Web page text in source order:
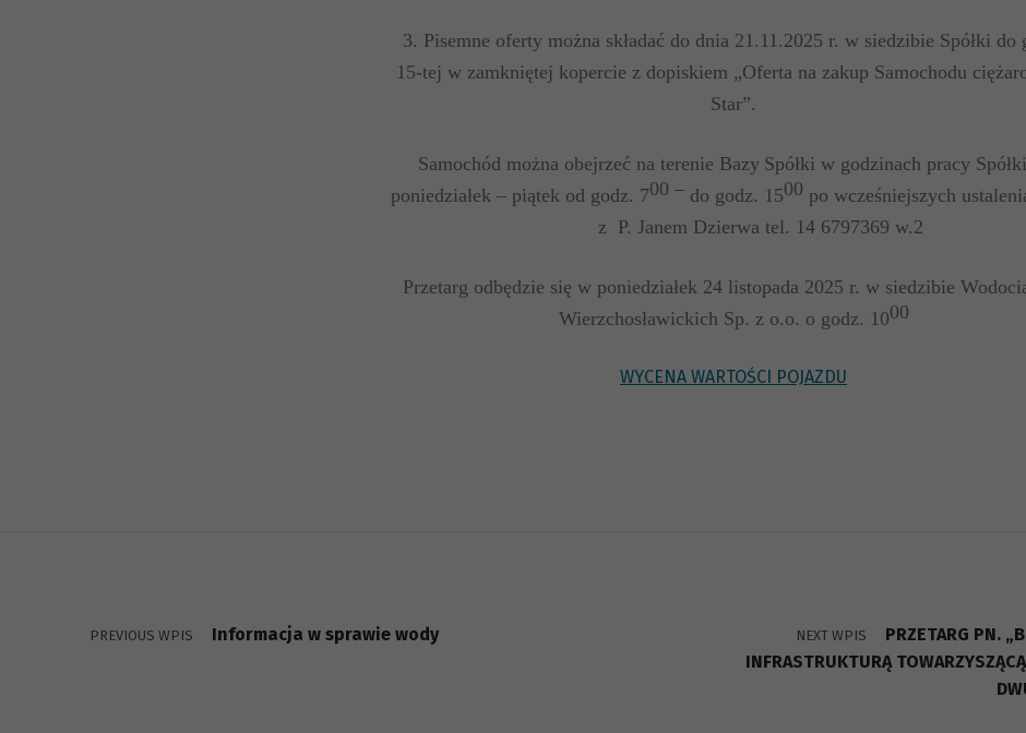
3. Pisemne oferty można składać do dnia 21.11.2025 r. w siedzibie Spółki do
15-tej w zamkniętej kopercie z dopiskiem „Oferta na zakup Samochodu
Star”.
Samochód można obejrzeć na terenie Bazy Spółki w godzinach pracy
poniedziałek – piątek od godz. 700 – do godz. 1500 po wcześniejszych
z P. Janem Dzierwa tel. 14 6797369 w.2
Przetarg odbędzie się w poniedziałek 24 listopada 2025 r. w siedzibie
Wierzchosławickich Sp. z o.o. o godz. 1000
WYCENA WARTOŚCI POJAZDU
PREVIOUS WPIS Informacja w sprawie wody NEXT WPIS
PRZETARG PN.
INFRASTRUKTURĄ